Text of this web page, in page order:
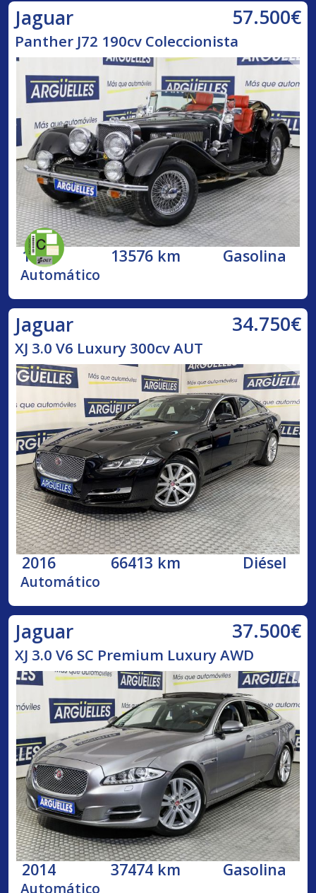
Jaguar 57.500€
Panther J72 190cv Coleccionista
1976 13576 km Gasolina
Automático
Jaguar 34.750€
XJ 3.0 V6 Luxury 300cv AUT
2016 66413 km Diésel
Automático
Jaguar 37.500€
XJ 3.0 V6 SC Premium Luxury AWD
2014 37474 km Gasolina
Automático